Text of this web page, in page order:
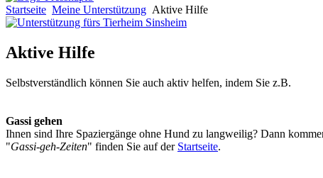
Startseite Meine Unterstützung Aktive Hilfe
Aktive Hilfe
Selbstverständlich können Sie auch aktiv helfen, indem Sie z.B.
Gassi gehen
Ihnen sind Ihre Spaziergänge ohne Hund zu langweilig? Dann
"Gassi-geh-Zeiten" finden Sie auf der Startseite.